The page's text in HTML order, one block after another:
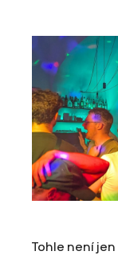
Tohle není